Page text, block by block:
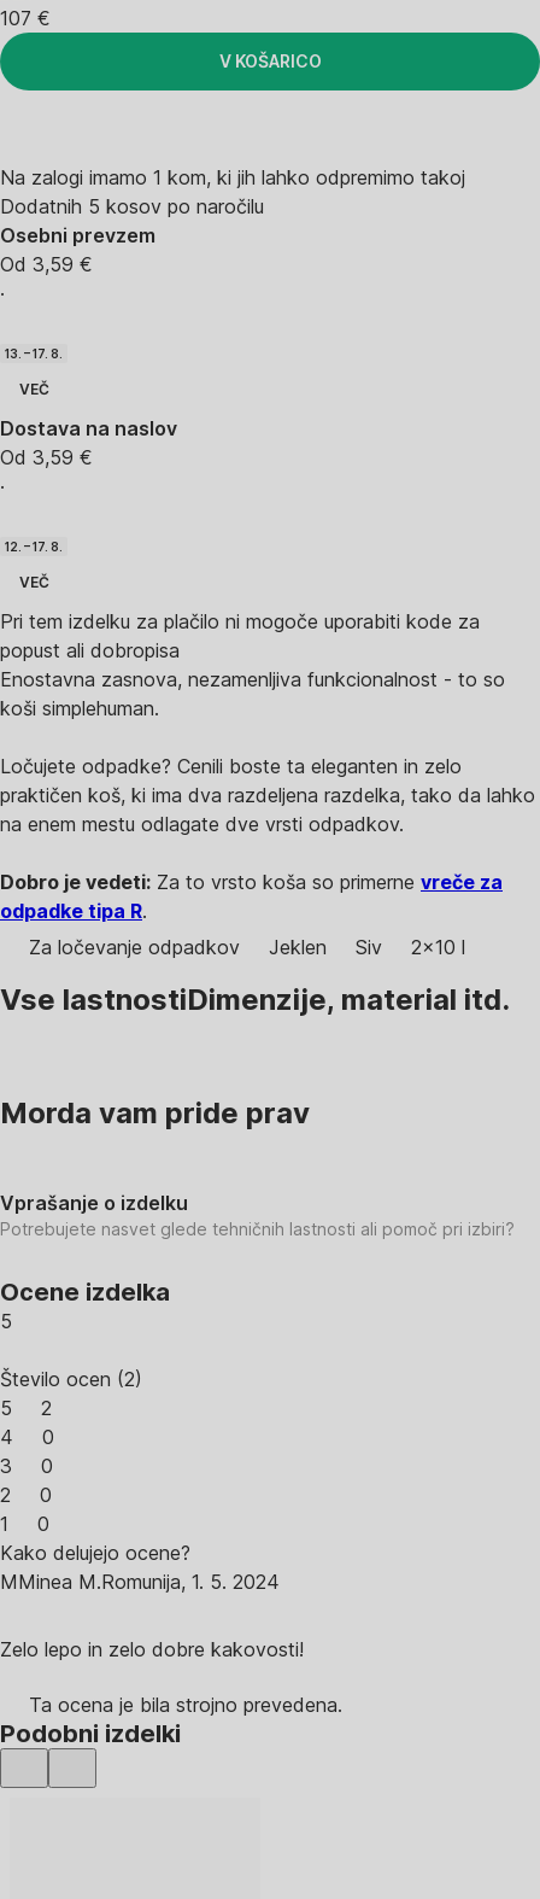
107 €
V KOŠARICO
Na zalogi imamo 1 kom, ki jih lahko odpremimo takoj
Dodatnih 5 kosov po naročilu
Osebni prevzem
Od 3,59 €
·
13. – 17. 8.
VEČ
Dostava na naslov
Od 3,59 €
·
12. – 17. 8.
VEČ
Pri tem izdelku za plačilo ni mogoče uporabiti kode za
popust ali dobropisa
Enostavna zasnova, nezamenljiva funkcionalnost - to so
koši simplehuman.
Ločujete odpadke? Cenili boste ta eleganten in zelo
praktičen koš, ki ima dva razdeljena razdelka, tako da lahko
na enem mestu odlagate dve vrsti odpadkov.
Dobro je vedeti: Za to vrsto koša so primerne vreče za
odpadke tipa R.
Za ločevanje odpadkov
Jeklen Siv 2x10 l
Vse lastnostiDimenzije, material itd.
Morda vam pride prav
Vprašanje o izdelku
Potrebujete nasvet glede tehničnih lastnosti ali pomoč pri izbiri?
Ocene izdelka
5
Število ocen (2)
5
2
4
0
3
0
2
0
1
0
Kako delujejo ocene?
MMinea M.Romunija, 1. 5. 2024
Zelo lepo in zelo dobre kakovosti!
Ta ocena je bila strojno prevedena.
Podobni izdelki